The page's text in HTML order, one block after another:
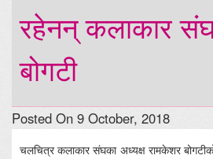
रहेनन् कलाकार
बोगटी
Posted On 9 October, 2018
चलचित्र कलाकार संघका अध्यक्ष रामकेशर